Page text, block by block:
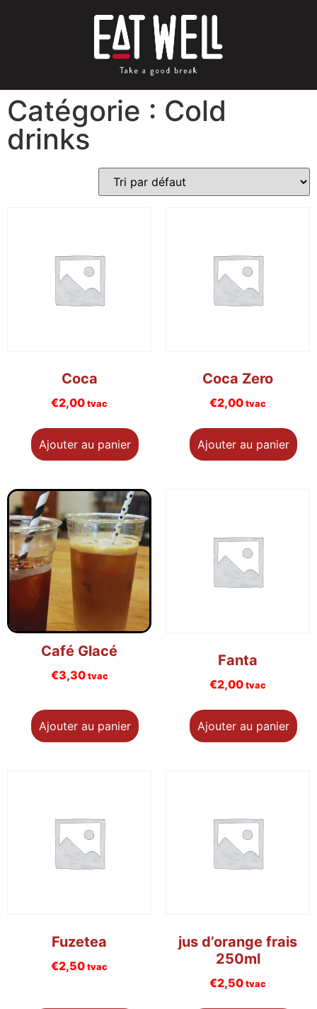
Catégorie : Cold
drinks
Coca
€2,00 tvac
Ajouter au panier
Coca Zero
€2,00 tvac
Ajouter au panier
Café Glacé
€3,30 tvac
Ajouter au panier
Fanta
€2,00 tvac
Ajouter au panier
Fuzetea
€2,50 tvac
jus d’orange frais
250ml
€2,50 tvac